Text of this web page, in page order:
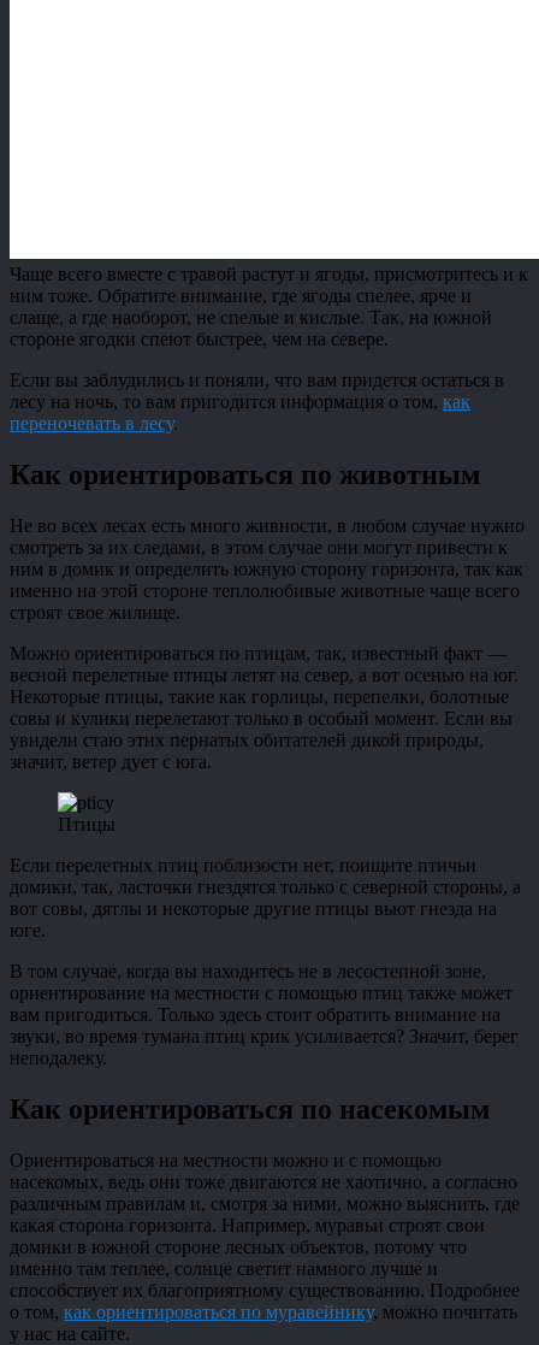
Чаще всего вместе с травой растут и ягоды, присмотритесь и к
ним тоже. Обратите внимание, где ягоды спелее, ярче и
слаще, а где наоборот, не спелые и кислые. Так, на южной
стороне ягодки спеют быстрее, чем на севере.
Если вы заблудились и поняли, что вам придется остаться в
лесу на ночь, то вам пригодится информация о том, как
переночевать в лесу.
Как ориентироваться по животным
Не во всех лесах есть много живности, в любом случае нужно
смотреть за их следами, в этом случае они могут привести к
ним в домик и определить южную сторону горизонта, так как
именно на этой стороне теплолюбивые животные чаще всего
строят свое жилище.
Можно ориентироваться по птицам, так, известный факт —
весной перелетные птицы летят на север, а вот осенью на юг.
Некоторые птицы, такие как горлицы, перепелки, болотные
совы и кулики перелетают только в особый момент. Если вы
увидели стаю этих пернатых обитателей дикой природы,
значит, ветер дует с юга.
Птицы
Если перелетных птиц поблизости нет, поищите птичьи
домики, так, ласточки гнездятся только с северной стороны, а
вот совы, дятлы и некоторые другие птицы вьют гнезда на
юге.
В том случае, когда вы находитесь не в лесостепной зоне,
ориентирование на местности с помощью птиц также может
вам пригодиться. Только здесь стоит обратить внимание на
звуки, во время тумана птиц крик усиливается? Значит, берег
неподалеку.
Как ориентироваться по насекомым
Ориентироваться на местности можно и с помощью
насекомых, ведь они тоже двигаются не хаотично, а согласно
различным правилам и, смотря за ними, можно выяснить, где
какая сторона горизонта. Например, муравьи строят свои
домики в южной стороне лесных объектов, потому что
именно там теплее, солнце светит намного лучше и
способствует их благоприятному существованию. Подробнее
о том, как ориентироваться по муравейнику, можно почитать
у нас на сайте.